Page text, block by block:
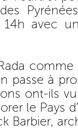
avec
comme
passe à
ont-ils
le Pays
Barbier,